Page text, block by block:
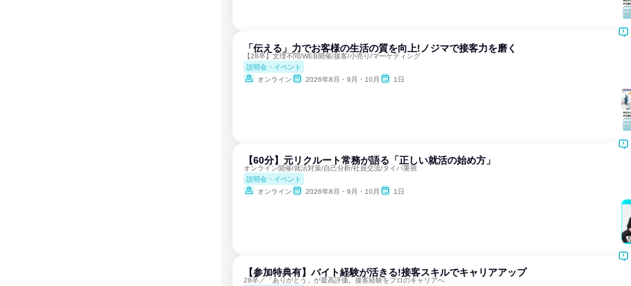
「伝える」力でお客様の生活の質を向上!ノジマで接客力を磨く
【28卒】文理不問/WEB開催/接客/小売り/マーケティング
説明会・イベント
オンライン
2026年8月・9月・10月 1日
【60分】元リクルート常務が語る「正しい就活の始め方」
オンライン開催/就活対策/自己分析/社員交流/タイパ重視
説明会・イベント
オンライン
2026年8月・9月・10月 1日
【参加特典有】バイト経験が活きる!接客スキルでキャリアアップ
28卒／「ありがとう」が最高評価。接客経験をプロのキャリアへ